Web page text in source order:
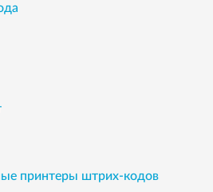
принтеры штрих-кодов